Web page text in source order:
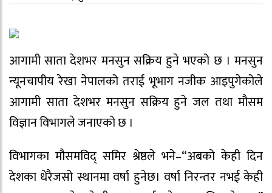
आगामी साता देशभर मनसुन सक्रिय हुने भएको छ । मनसुन
न्यूनचापीय रेखा नेपालको तराई भूभाग नजीक आइपुगेकोले
आगामी साता देशभर मनसुन सक्रिय हुने जल तथा मौसम
विज्ञान विभागले जनाएको छ ।
विभागका मौसमविद् समिर श्रेष्ठले भने–“अबको केही दिन
देशका धेरैजसो स्थानमा वर्षा हुनेछ। वर्षा निरन्तर नभई केही